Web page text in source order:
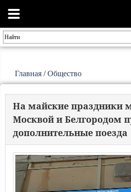
Главная /Общество
На майские праздники
Москвой и Белгородом
дополнительные поезда